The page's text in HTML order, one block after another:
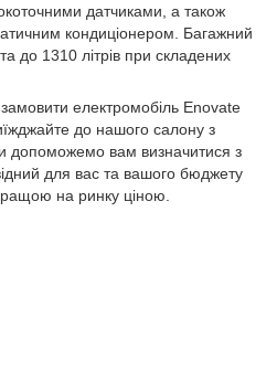
датчиками, а також
кондиціонером. Багажний
до 1310 літрів при складених
електромобіль Enovate
до нашого салону з
допоможемо вам визначитися з
для вас та вашого бюджету
на ринку ціною.